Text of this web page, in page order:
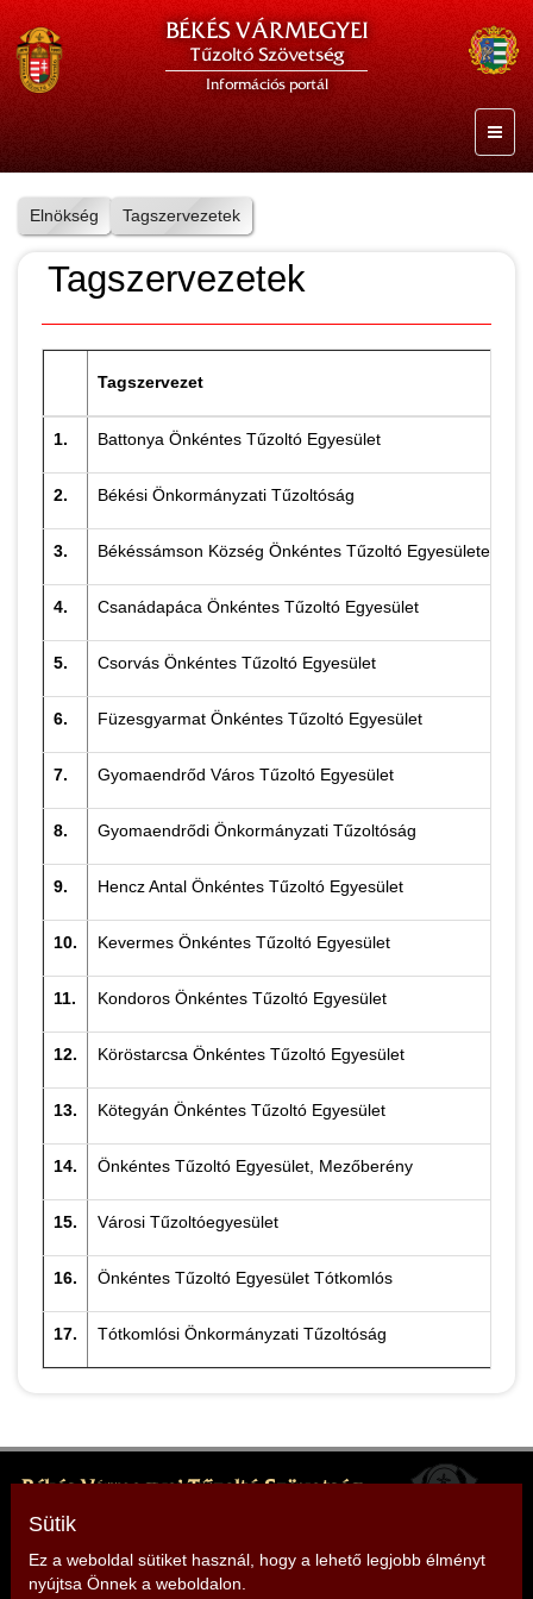
BÉKÉS VÁRMEGYEI
Tűzoltó Szövetség
Információs portál
Elnökség Tagszervezetek
Tagszervezetek
Tagszervezet
1. Battonya Önkéntes Tűzoltó Egyesület
2. Békési Önkormányzati Tűzoltóság
3. Békéssámson Község Önkéntes Tűzoltó Egyesülete
4. Csanádapáca Önkéntes Tűzoltó Egyesület
5. Csorvás Önkéntes Tűzoltó Egyesület
6. Füzesgyarmat Önkéntes Tűzoltó Egyesület
7. Gyomaendrőd Város Tűzoltó Egyesület
8. Gyomaendrődi Önkormányzati Tűzoltóság
9. Hencz Antal Önkéntes Tűzoltó Egyesület
10. Kevermes Önkéntes Tűzoltó Egyesület
11. Kondoros Önkéntes Tűzoltó Egyesület
12. Köröstarcsa Önkéntes Tűzoltó Egyesület
13. Kötegyán Önkéntes Tűzoltó Egyesület
14. Önkéntes Tűzoltó Egyesület, Mezőberény
15. Városi Tűzoltóegyesület
16. Önkéntes Tűzoltó Egyesület Tótkomlós
17. Tótkomlósi Önkormányzati Tűzoltóság
Békés Vármegyei Tűzoltó Szövetség
Cím: 5600 Békéscsaba, Kazinczy u. 9.
Sütik
Ez a weboldal sütiket használ, hogy a lehető legjobb élményt
nyújtsa Önnek a weboldalon.